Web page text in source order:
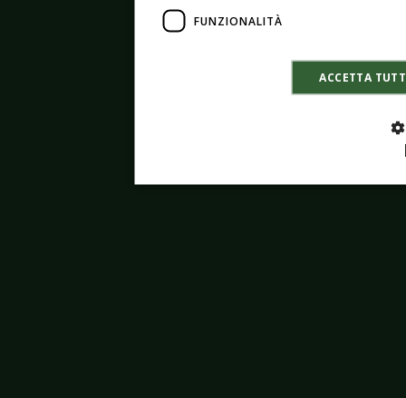
FUNZIONALITÀ
ACCETTA